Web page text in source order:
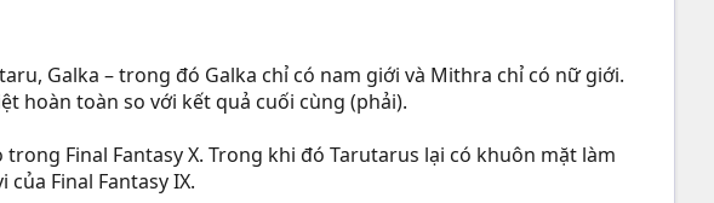
Galka – trong đó Galka chỉ có nam giới và Mithra chỉ có nữ giới.
hoàn toàn so với kết quả cuối cùng (phải).
Final Fantasy X. Trong khi đó Tarutarus lại có khuôn mặt làm
Final Fantasy IX.